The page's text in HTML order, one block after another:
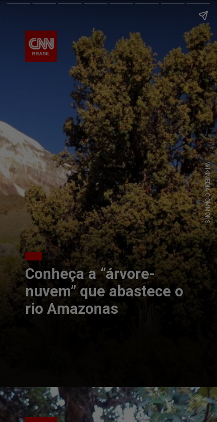
Conheça a “árvore-
nuvem” que abastece o
rio Amazonas
WIKIMEDIA COMMONS